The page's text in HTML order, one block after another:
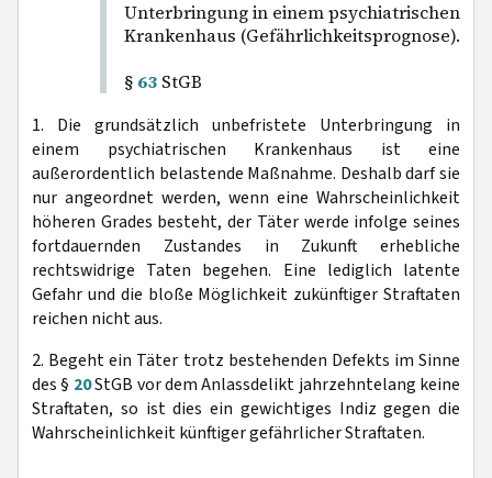
Unterbringung in einem psychiatrischen
Krankenhaus (Gefährlichkeitsprognose).
§ 63 StGB
1. Die grundsätzlich unbefristete Unterbringung in
einem psychiatrischen Krankenhaus ist eine
außerordentlich belastende Maßnahme. Deshalb darf sie
nur angeordnet werden, wenn eine Wahrscheinlichkeit
höheren Grades besteht, der Täter werde infolge seines
fortdauernden Zustandes in Zukunft erhebliche
rechtswidrige Taten begehen. Eine lediglich latente
Gefahr und die bloße Möglichkeit zukünftiger Straftaten
reichen nicht aus.
2. Begeht ein Täter trotz bestehenden Defekts im Sinne
des § 20StGB vor dem Anlassdelikt jahrzehntelang keine
Straftaten, so ist dies ein gewichtiges Indiz gegen die
Wahrscheinlichkeit künftiger gefährlicher Straftaten.